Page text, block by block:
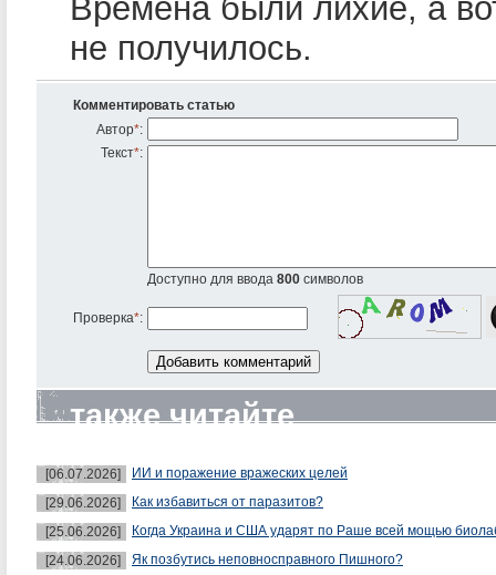
Времена были лихие, а
не получилось.
Комментировать статью
Автор*:
Текст*:
Доступно для ввода 800 символов
Проверка*:
также читайте
[06.07.2026]
ИИ и поражение вражеских целей
[29.06.2026]
Как избавиться от паразитов?
[25.06.2026]
Когда Украина и США ударят по Раше всей мощью
[24.06.2026]
Як позбутись неповносправного Пишного?